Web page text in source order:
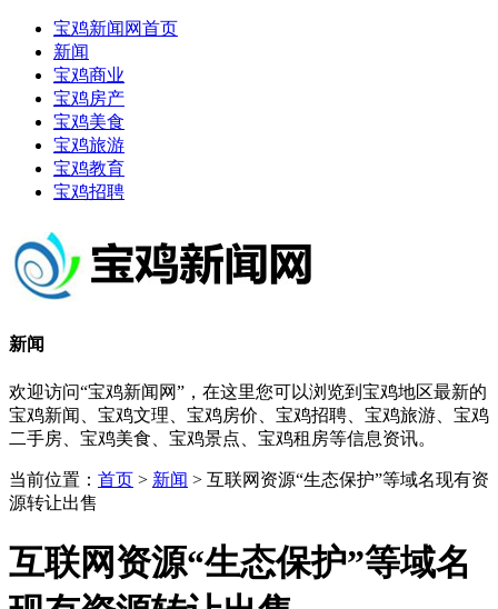
宝鸡新闻网首页
新闻
宝鸡商业
宝鸡房产
宝鸡美食
宝鸡旅游
宝鸡教育
宝鸡招聘
新闻
欢迎访问“宝鸡新闻网”，在这里您可以浏览到宝鸡地区最新的
宝鸡新闻、宝鸡文理、宝鸡房价、宝鸡招聘、宝鸡旅游、宝鸡
二手房、宝鸡美食、宝鸡景点、宝鸡租房等信息资讯。
当前位置： 首页 > 新闻 > 互联网资源“生态保护”等域名现有资
源转让出售
互联网资源“生态保护”等域名